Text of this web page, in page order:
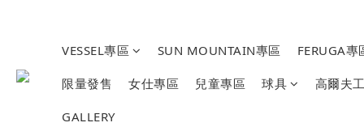
VESSEL專區 SUN MOUNTAIN專區 FERUGA專
限量發售 女仕專區 兒童專區 球具 高爾夫
GALLERY